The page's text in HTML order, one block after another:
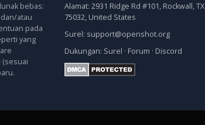
bebas:
atau
pada
yang
(sesuai
Alamat: 2931 Ridge Rd #101, Rockwall, TX
75032, United States
Surel: support@openshot.org
Dukungan: Surel · Forum · Discord